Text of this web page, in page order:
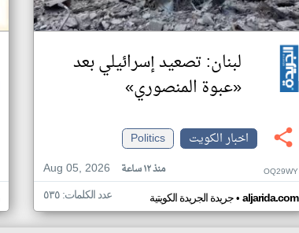
لبنان: تصعيد إسرائيلي بعد
«عبوة المنصوري»
اخبار الكويت
Politics
Aug 05, 2026
منذ ١٢ ساعة OQ29WY
جريدة الجريدة الكويتية• aljarida.com عدد الكلمات: ٥٣٥